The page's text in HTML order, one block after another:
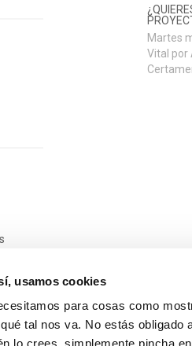
usamos cookies
para cosas como
tal nos va. No estás
lo crees, simplemente pincha en
Martes
Vital por